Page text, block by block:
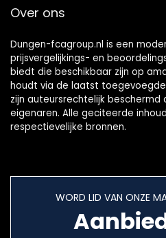
Over ons
Dungen-fcagroup.nl is een
prijsvergelijkings- en
biedt die beschikbaar zijn op
houdt via de laatst
zijn auteursrechtelijk beschermd
eigenaren. Alle geciteerde
respectievelijke bronnen.
WORD LID VAN ONZE